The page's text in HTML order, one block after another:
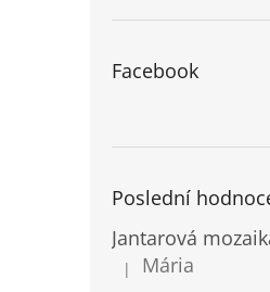
Facebook
Poslední
Hodnocení produktu
| Mária